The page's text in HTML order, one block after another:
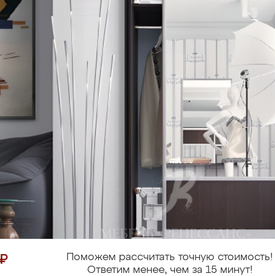
Поможем рассчитать точную стоимость!
Ответим менее, чем за 15 минут!